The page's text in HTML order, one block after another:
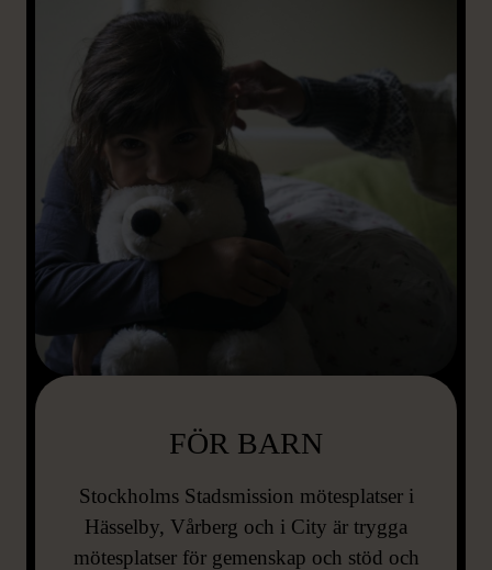
FÖR BARN
Stockholms Stadsmission mötesplatser i
Hässelby, Vårberg och i City är trygga
mötesplatser för gemenskap och stöd och